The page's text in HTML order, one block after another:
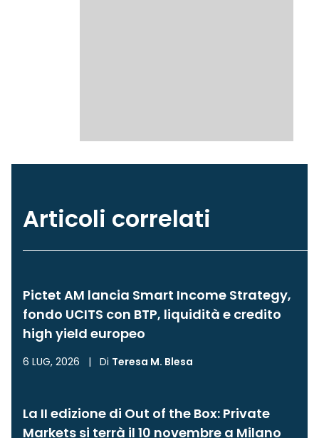
Articoli correlati
Pictet AM lancia Smart Income Strategy,
fondo UCITS con BTP, liquidità e credito
high yield europeo
6 LUG, 2026 | Di Teresa M. Blesa
La II edizione di Out of the Box: Private
Markets si terrà il 10 novembre a Milano